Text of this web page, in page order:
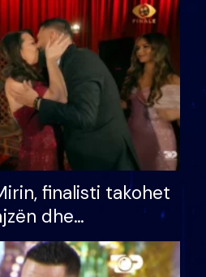
e madh
finalisti takohet
dhe
ndonjë letër